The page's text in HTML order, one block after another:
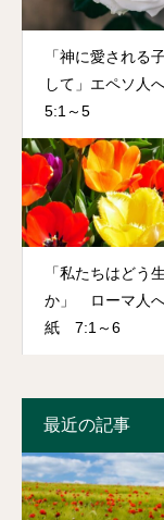
「神に愛される
して」エペソ人
5:1～5
「私たちはどう
か」 ローマ人
紙 7:1～6
最近の記事